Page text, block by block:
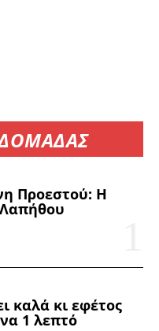
Προεστού: Η
καλά κι εφέτος
1 λεπτό